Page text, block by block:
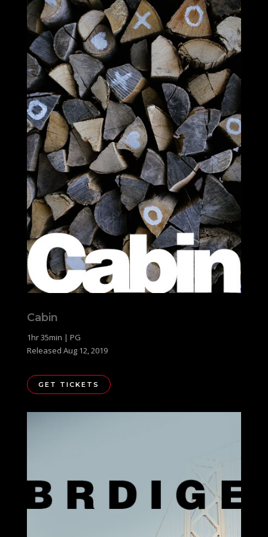
Cabin
1hr 35min | PG
Released Aug 12, 2019
GET TICKETS